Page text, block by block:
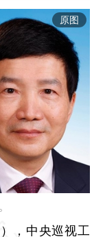
原图
，中央巡视工